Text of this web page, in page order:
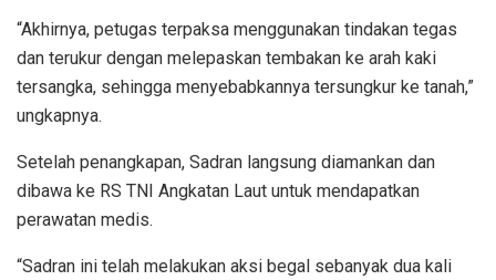
“Akhirnya, petugas terpaksa menggunakan tindakan tegas
dan terukur dengan melepaskan tembakan ke arah kaki
tersangka, sehingga menyebabkannya tersungkur ke tanah,”
ungkapnya.
Setelah penangkapan, Sadran langsung diamankan dan
dibawa ke RS TNI Angkatan Laut untuk mendapatkan
perawatan medis.
“Sadran ini telah melakukan aksi begal sebanyak dua kali